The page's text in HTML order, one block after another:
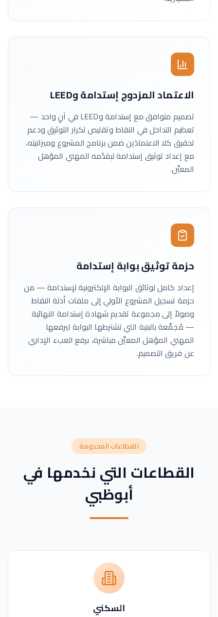
الاعتماد المزدوج إستدامة وLEED
تصميم متوافق مع إستدامة وLEED في آنٍ واحد —
تعظيم التداخل في النقاط وتقليص تكرار التوثيق ودعم
تحقيق كلا الاعتمادَين ضمن برنامج المشروع وميزانيته،
مع إعداد توثيق إستدامة ليقدّمه المهني المؤهل
المعيَّن.
حزمة توثيق بوابة إستدامة
إعداد كامل لوثائق البوابة الإلكترونية لإستدامة — من
حزمة تسجيل المشروع الأولي إلى ملفات أدلة النقاط
وصولاً إلى مجموعة تقديم شهادة إستدامة النهائية
— مُجمَّعة بالبنية التي تشترطها البوابة ليرفعها
المهني المؤهل المعيَّن مباشرة، برفع العبء الإداري
عن فريق التصميم.
القطاعات المخدومة
القطاعات التي نخدمها في
أبوظبي
السكني